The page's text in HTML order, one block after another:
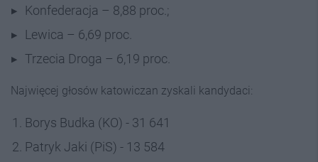
Konfederacja – 8,88 proc.;
Lewica – 6,69 proc.
Trzecia Droga – 6,19 proc.
Najwięcej głosów katowiczan zyskali kandydaci:
Borys Budka (KO) - 31 641
Patryk Jaki (PiS) - 13 584